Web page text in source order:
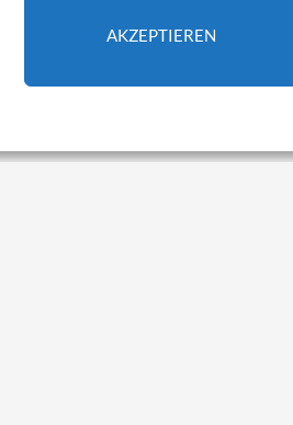
AKZEPTIEREN